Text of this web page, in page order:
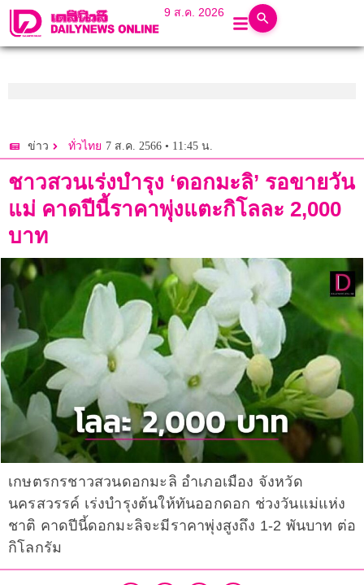
9 ส.ค. 2026
ข่าว ทั่วไทย 7 ส.ค. 2566 • 11:45 น.
ชาวสวนเร่งบำรุง ‘ดอกมะลิ’ รอขายวัน
แม่ คาดปีนี้ราคาพุ่งแตะกิโลละ 2,000
บาท
เกษตรกรชาวสวนดอกมะลิ อำเภอเมือง จังหวัด
นครสวรรค์ เร่งบำรุงต้นให้ทันออกดอก ช่วงวันแม่แห่ง
ชาติ คาดปีนี้ดอกมะลิจะมีราคาพุ่งสูงถึง 1-2 พันบาท ต่อ
กิโลกรัม